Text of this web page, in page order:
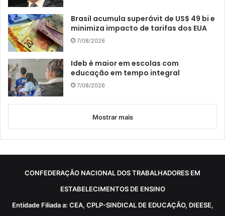
Brasil acumula superávit de US$ 49 bi e
minimiza impacto de tarifas dos EUA
7/08/2026
Ideb é maior em escolas com
educação em tempo integral
7/08/2026
Mostrar mais
CONFEDERAÇÃO NACIONAL DOS TRABALHADORES EM
ESTABELECIMENTOS DE ENSINO
Entidade Filiada a: CEA, CPLP-SINDICAL DE EDUCAÇÃO, DIEESE,